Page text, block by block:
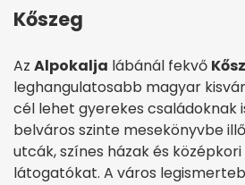
Kőszeg
Az Alpokalja lábánál fekvő
leghangulatosabb magyar
cél lehet gyerekes családoknak
belváros szinte mesekönyvbe
utcák, színes házak és
látogatókat. A város